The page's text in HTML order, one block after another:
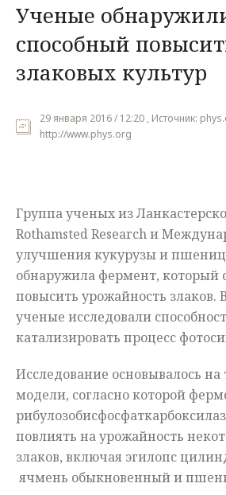
Наука
Культура
Общество
Мнения
Ученые
способный
злаковых культур
29 января 2016 / 12:20 , Источник:
http://www.phys.org
Группа ученых из
Rothamsted Research и
улучшения кукурузы и
обнаружила фермент, который
повысить урожайность злаков.
ученые исследовали
катализировать процесс
Исследование основывалось на
модели, согласно которой
повлиять на урожайность
злаков, включая эгилопс
ячмень обыкновенный и